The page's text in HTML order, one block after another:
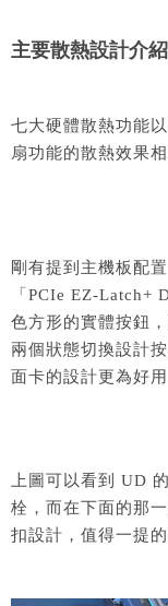
主要散熱設計介紹
七大硬體散熱功能
扇功能的散熱效果相
剛有提到主機板配
「PCIe EZ-Latch+
色方形的實體按鈕
兩個狀態切換設計
面卡的設計更為好用
上圖可以看到 UD
栓，而在下面的那
扣設計，值得一提